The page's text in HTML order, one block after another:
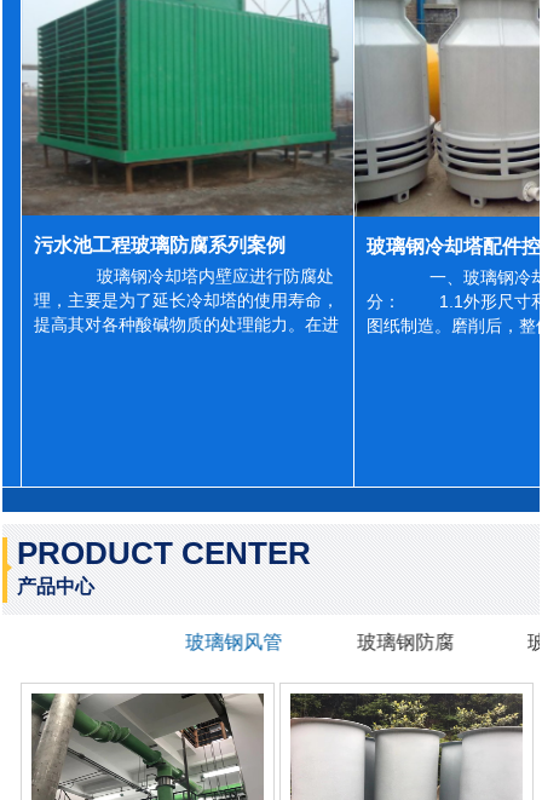
污水池工程玻璃防腐系列案例
玻璃钢冷却塔内壁应进行防腐处
理，主要是为了延长冷却塔的使用寿命，
提高其对各种酸碱物质的处理能力。在进
一、玻璃钢冷
分： 1.1外形尺寸和
图纸制造。磨削后，
PRODUCT CENTER
产品中心
玻璃钢风管 玻璃钢防腐